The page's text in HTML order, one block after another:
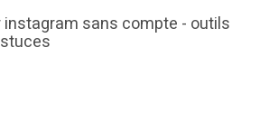
instagram sans compte - outils